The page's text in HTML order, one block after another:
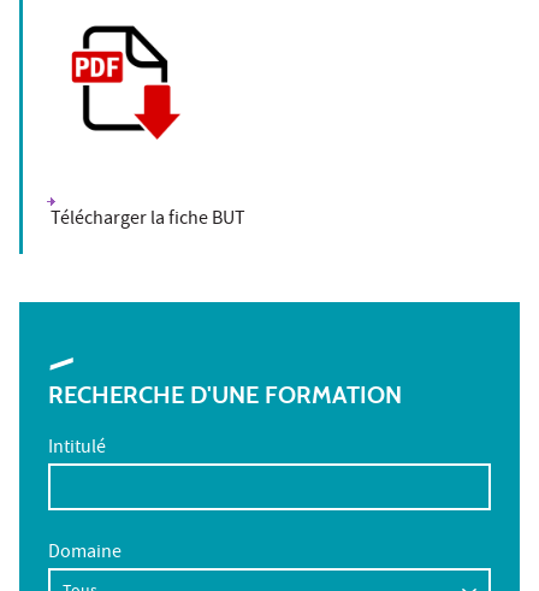
Télécharger la fiche BUT
RECHERCHE D'UNE FORMATION
Intitulé
Domaine